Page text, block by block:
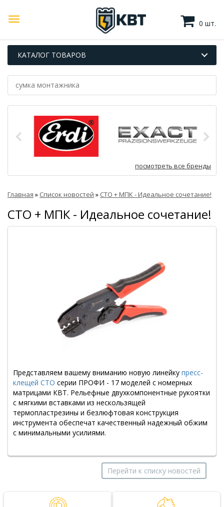
0 шт.
КАТАЛОГ ТОВАРОВ
посмотреть все бренды
Главная » Список новостей » СТО + МПК - Идеальное сочетание!
СТО + МПК - Идеальное сочетание!
Представляем вашему вниманию новую линейку пресс-
клещей СТО серии ПРОФИ - 17 моделей с номерных
матрицами КВТ. Рельефные двухкомпонентные рукоятки
с мягкими вставками из нескользящей
термопластрезины и безлюфтовая конструкция
инструмента обеспечат качественный надежный обжим
с минимальными усилиями.
Перейти к списку новостей